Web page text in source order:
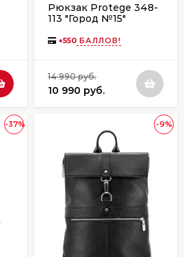
Рюкзак Protege 348-
113 "Город №15"
+550 БАЛЛОВ!
14 990 руб.
10 990 руб.
-37% -9%